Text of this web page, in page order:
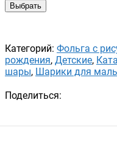
Выбрать
Категорий: Фольга с
рождения, Детские,
шары, Шарики для
Поделиться: